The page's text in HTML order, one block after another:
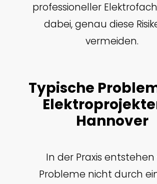
professioneller
dabei, genau diese
vermeiden.
Typische
Hannover
In der Praxis entstehen
Probleme nicht durch